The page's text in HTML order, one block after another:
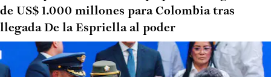
de US$ 1.000 millones para Colombia tras
llegada De la Espriella al poder